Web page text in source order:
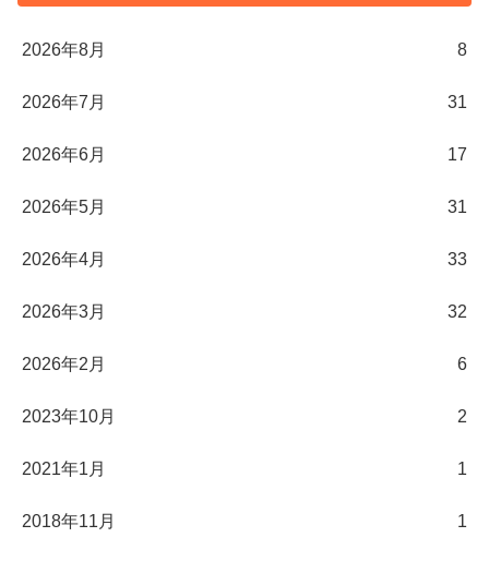
2026年8月 8
2026年7月 31
2026年6月 17
2026年5月 31
2026年4月 33
2026年3月 32
2026年2月 6
2023年10月 2
2021年1月 1
2018年11月 1